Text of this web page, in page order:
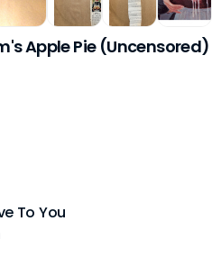
Apple Pie (Uncensored)
To You